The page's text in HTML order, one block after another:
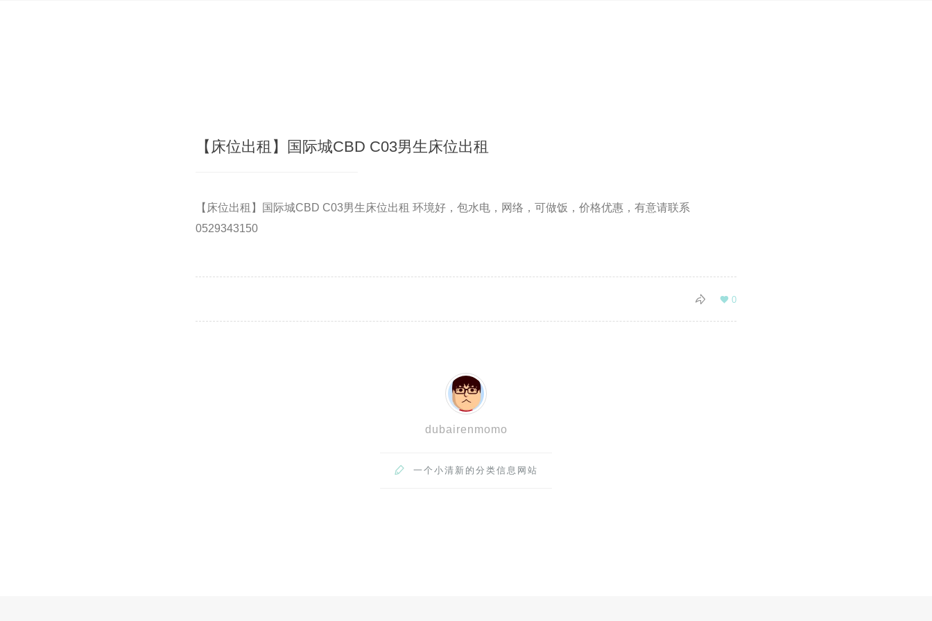
【床位出租】国际城CBD C03男生床位出租
【床位出租】国际城CBD C03男生床位出租 环境好，包水电，网络，可做饭，价格优惠，有意请联系
0529343150
 0

dubairenmomo
 一个小清新的分类信息网站